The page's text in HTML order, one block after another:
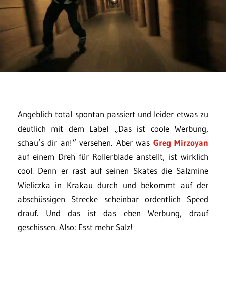
Angeblich total spontan passiert und leider etwas zu
deutlich mit dem Label „Das ist coole Werbung,
schau’s dir an!“ versehen. Aber was Greg Mirzoyan
auf einem Dreh für Rollerblade anstellt, ist wirklich
cool. Denn er rast auf seinen Skates die Salzmine
Wieliczka in Krakau durch und bekommt auf der
abschüssigen Strecke scheinbar ordentlich Speed
drauf. Und das ist das eben Werbung, drauf
geschissen. Also: Esst mehr Salz!